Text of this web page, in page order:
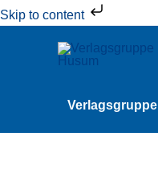
Skip to content
Zum
Inhalt
Verlagsgruppe